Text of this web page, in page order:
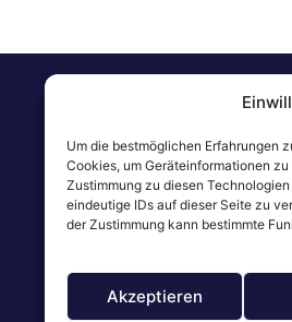
Um die bestmöglichen Erfahrungen
Cookies, um Geräteinformationen
Zustimmung zu diesen
eindeutige IDs auf dieser Seite zu
der Zustimmung kann bestimmte
Akzeptieren